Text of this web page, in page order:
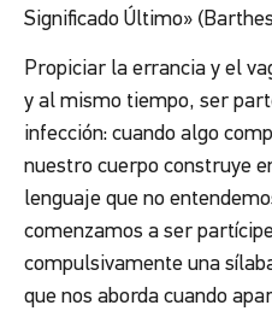
Significado Último»
Propiciar la errancia y el
y al mismo tiempo, ser
infección: cuando algo
nuestro cuerpo construye
lenguaje que no
comenzamos a ser
compulsivamente una
que nos aborda cuando